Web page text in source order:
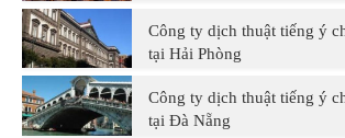
Công ty dịch thuật tiếng ý
tại Hải Phòng
Công ty dịch thuật tiếng ý
tại Đà Nẵng